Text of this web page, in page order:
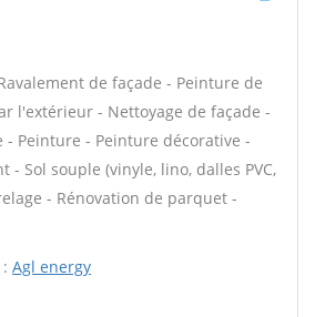
de façade - Peinture de
l'extérieur - Nettoyage de façade -
- Peinture - Peinture décorative -
- Sol souple (vinyle, lino, dalles PVC,
- Rénovation de parquet -
Agl energy